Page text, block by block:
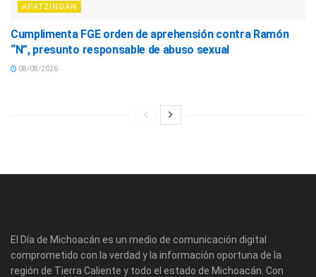
APATZINGÁN
Cumplimenta FGE orden de aprehensión contra Ramón
“N”, presunto responsable de abuso sexual
08/08/2026
El Día de Michoacán es un medio de comunicación digital
comprometido con la verdad y la información oportuna de la
región de Tierra Caliente y todo el estado de Michoacán. Con